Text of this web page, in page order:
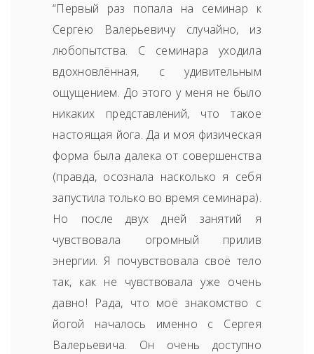
“Первый раз попала на семинар к
Сергею Валерьевичу случайно, из
любопытства. С семинара уходила
вдохновлённая, с удивительным
ощущением. До этого у меня не было
никаких представлений, что такое
настоящая йога. Да и моя физическая
форма была далека от совершенства
(правда, осознала насколько я себя
запустила только во время семинара).
Но после двух дней занятий я
чувствовала огромный прилив
энергии. Я почувствовала своё тело
так, как не чувствовала уже очень
давно! Рада, что моё знакомство с
йогой началось именно с Сергея
Валерьевича. Он очень доступно